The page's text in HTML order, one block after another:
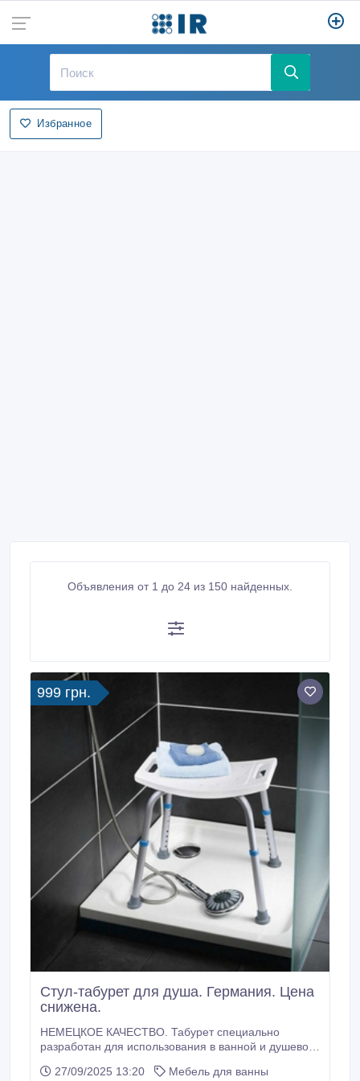
Избранное
Объявления от 1 до 24 из 150 найденных.
999 грн.
Стул-табурет для душа. Германия. Цена
снижена.
НЕМЕЦКОЕ КАЧЕСТВО. Табурет специально
разработан для использования в ванной и душевой
или стандартную ванную. Не скользит и не ржавеет.
27/09/2025 13:20
Мебель для ванны